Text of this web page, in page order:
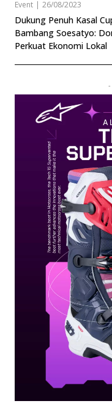
Event | 26/08/2023
Dukung Penuh Kasal
Bambang Soesatyo:
Perkuat Ekonomi Lokal